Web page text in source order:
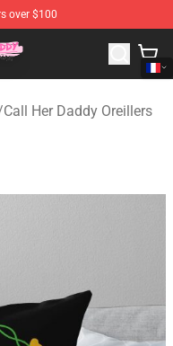
over $100
Call Her Daddy
Call Her Daddy Oreillers